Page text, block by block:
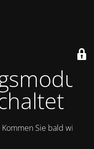
Sie bald wieder.